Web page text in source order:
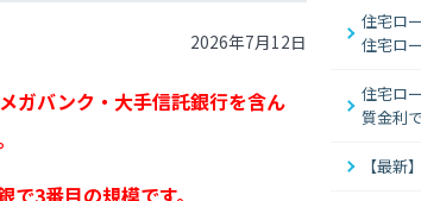
2026年7月12日
ガバンク・大手信託銀行を含ん
3番目の規模です。
住宅ロ
住宅ロ
住宅ロ
質金利
【最新